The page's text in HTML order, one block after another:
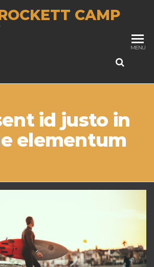
CAMP
MENU
id justo in
elementum